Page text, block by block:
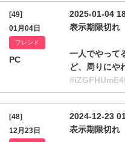
[49]
01月04日
フレンド
PC
2025-01-04
表示期限切れ
一人でやって
ど、周りにや
[48]
12月23日
2024-12-23
表示期限切れ